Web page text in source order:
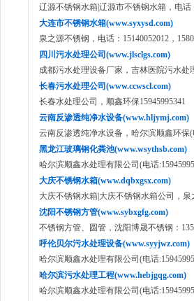
辽源不锈钢水箱|辽源市不锈钢水箱，电话
大连市不锈钢水箱(www.syxysd.com)
泉之源不锈钢，电话：15140052012，
四川污水处理公司(www.jlsclgs.com)
成都污水处理设备厂家，吉林医院污水处
长春污水处理公司(www.ccwscl.com)
长春水处理公司，顺鑫环保15945995341
云南反渗透纯净水设备(www.hljymj.com)
云南反渗透纯净水设备，哈尔滨顺鑫环保(
黑龙江玻璃钢化粪池(www.wsythsb.com)
哈尔滨顺鑫水处理有限公司(电话
大庆不锈钢水箱(www.dqbxgsx.com)
大庆不锈钢水箱|大庆不锈钢水箱公司，泉
沈阳不锈钢方管(www.sybxgfg.com)
不锈钢方管、圆管，沈阳博晟不锈钢：
呼伦贝尔污水处理设备(www.syyjwz.com)
哈尔滨顺鑫水处理有限公司(电话
哈尔滨污水处理工程(www.hebjgqg.com)
哈尔滨顺鑫水处理有限公司(电话